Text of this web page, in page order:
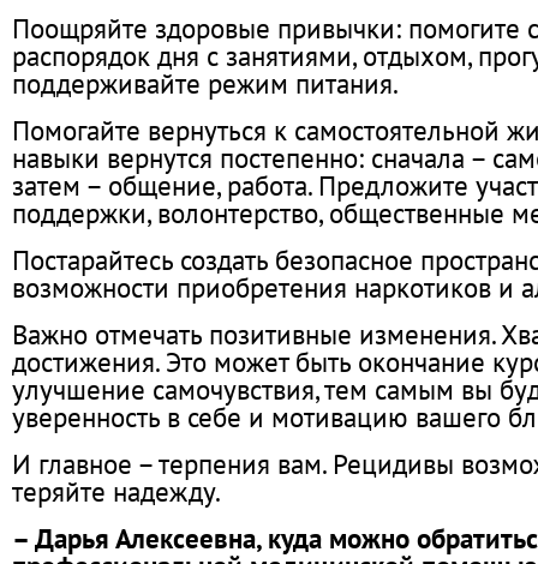
Поощряйте здоровые привычки: помогите
распорядок дня с занятиями, отдыхом,
поддерживайте режим питания.
Помогайте вернуться к самостоятельной
навыки вернутся постепенно: сначала –
затем – общение, работа. Предложите
поддержки, волонтерство, общественные
Постарайтесь создать безопасное
возможности приобретения наркотиков и
Важно отмечать позитивные изменения.
достижения. Это может быть окончание
улучшение самочувствия, тем самым вы
уверенность в себе и мотивацию вашего
И главное – терпения вам. Рецидивы
теряйте надежду.
– Дарья Алексеевна, куда можно